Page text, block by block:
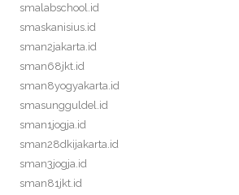
smalabschool.id
smaskanisius.id
sman2jakarta.id
sman68jkt.id
sman8yogyakarta.id
smasungguldel.id
sman1jogja.id
sman28dkijakarta.id
sman3jogja.id
sman81jkt.id